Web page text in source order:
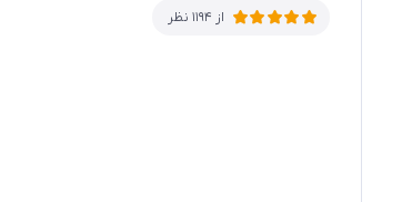
از 1194 نظر